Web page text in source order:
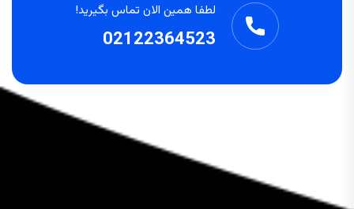
لطفا همین الان تماس بگیرید!
02122364523